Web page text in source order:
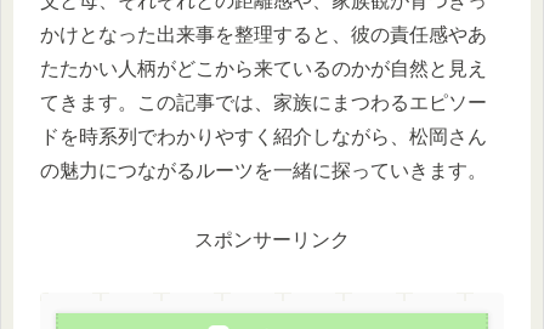
かけとなった出来事を整理すると、彼の責任感やあ
たたかい人柄がどこから来ているのかが自然と見え
てきます。この記事では、家族にまつわるエピソー
ドを時系列でわかりやすく紹介しながら、松岡さん
の魅力につながるルーツを一緒に探っていきます。
スポンサーリンク